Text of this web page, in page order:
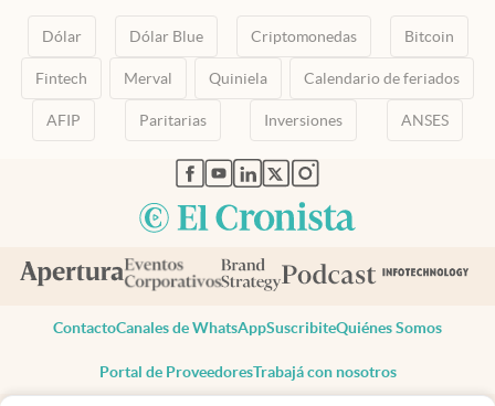
Dólar Dólar Blue Criptomonedas Bitcoin
Fintech Merval Quiniela Calendario de feriados
AFIP Paritarias Inversiones ANSES
abre en nueva pestaña
abre en nueva pestaña
abre en nueva pestaña
abre en nueva pestaña
abre en nueva pestaña
ContactoCanales de WhatsAppSuscribiteQuiénes Somos
Portal de ProveedoresTrabajá con nosotros